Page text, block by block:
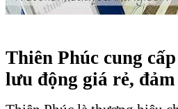
Thiên Phúc cung
lưu động giá rẻ,